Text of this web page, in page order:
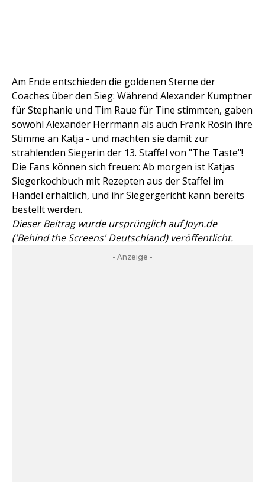
Am Ende entschieden die goldenen Sterne der
Coaches über den Sieg: Während Alexander Kumptner
für Stephanie und Tim Raue für Tine stimmten, gaben
sowohl Alexander Herrmann als auch Frank Rosin ihre
Stimme an Katja - und machten sie damit zur
strahlenden Siegerin der 13. Staffel von "The Taste"!
Die Fans können sich freuen: Ab morgen ist Katjas
Siegerkochbuch mit Rezepten aus der Staffel im
Handel erhältlich, und ihr Siegergericht kann bereits
bestellt werden.
Dieser Beitrag wurde ursprünglich aufJoyn.de
('Behind the Screens' Deutschland)veröffentlicht.
- Anzeige -